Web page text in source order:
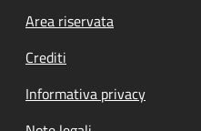
Footer menu
Area riservata
Crediti
Informativa privacy